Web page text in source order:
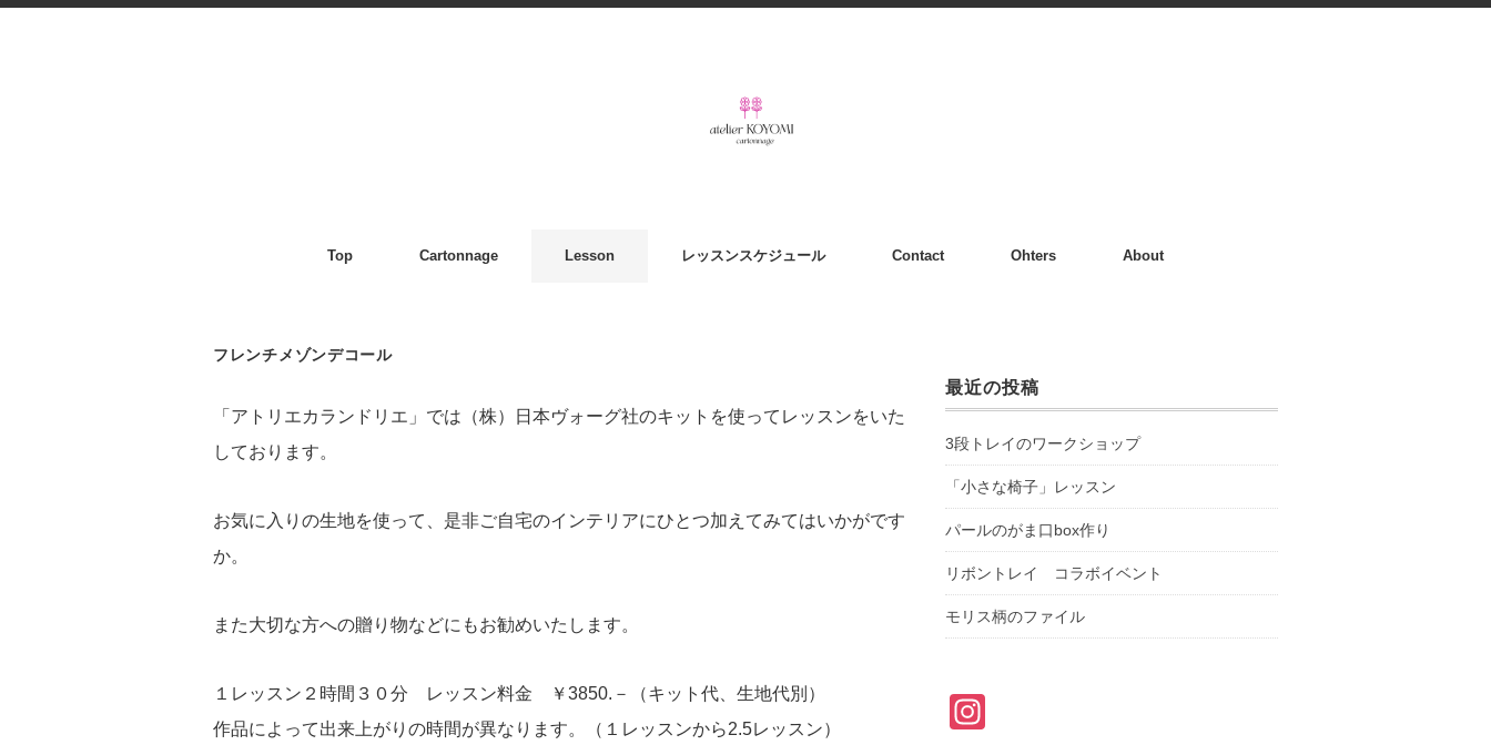
Top Cartonnage Lesson レッスンスケジュール Contact Ohters About
フレンチメゾンデコール
「アトリエカランドリエ」では（株）日本ヴォーグ社のキットを使ってレッスンをいた
しております。
お気に入りの生地を使って、是非ご自宅のインテリアにひとつ加えてみてはいかがです
か。
また大切な方への贈り物などにもお勧めいたします。
１レッスン２時間３０分 レッスン料金 ￥3850.－（キット代、生地代別）
作品によって出来上がりの時間が異なります。（１レッスンから2.5レッスン）
最近の投稿
3段トレイのワークショップ
「小さな椅子」レッスン
パールのがま口box作り
リボントレイ コラボイベント
モリス柄のファイル